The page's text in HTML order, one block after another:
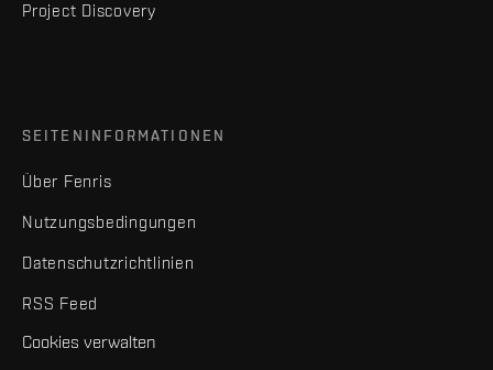
Project Discovery
SEITENINFORMATIONEN
Über Fenris
Nutzungsbedingungen
Datenschutzrichtlinien
RSS Feed
Cookies verwalten